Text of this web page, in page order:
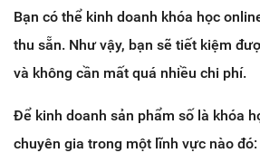
Bạn có thể kinh doanh khóa học
thu sẵn. Như vậy, bạn sẽ tiết kiệm
và không cần mất quá nhiều chi phí.
Để kinh doanh sản phẩm số là khóa
chuyên gia trong một lĩnh vực nào